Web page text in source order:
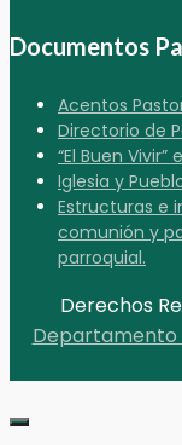
Documentos
Acentos
Directorio de
“El Buen
Iglesia y
Estructuras e
comunión y
parroquial.
Derechos
Departamento